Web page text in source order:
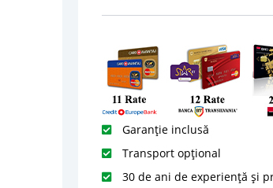
Garanție inclusă
Transport opțional
30 de ani de experiență și